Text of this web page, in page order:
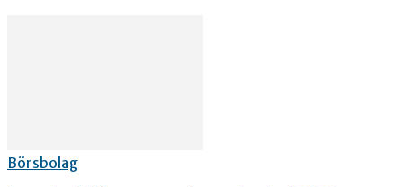
Börsbolag